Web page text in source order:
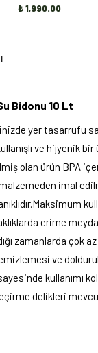
₺ 1,990.00
Bidonu 10 Lt
yer tasarrufu
ve hijyenik
olan ürün BPA
imal
erime
zamanlarda çok
ve
kullanımı
delikleri